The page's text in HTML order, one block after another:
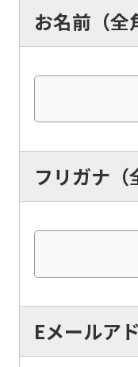
お名前（全
フリガナ（
Eメールア